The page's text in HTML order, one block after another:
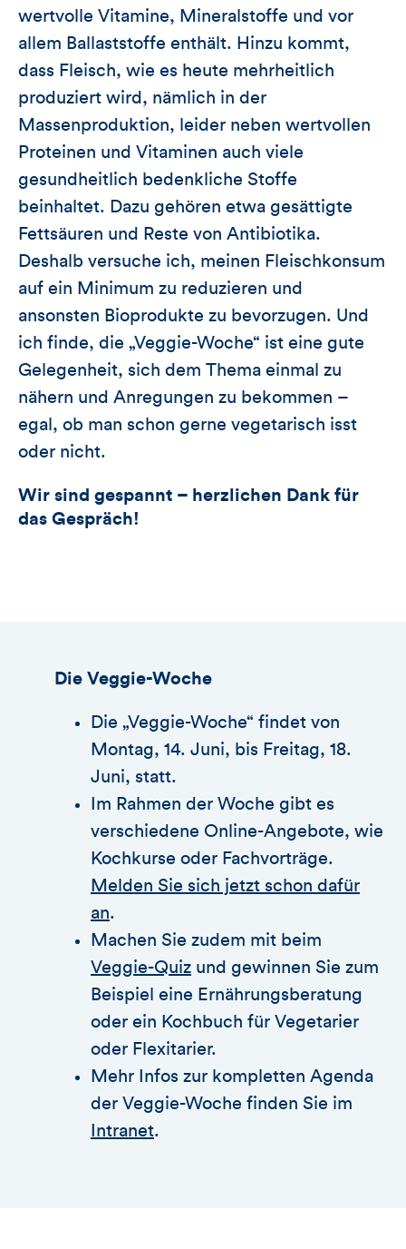
wertvolle Vitamine, Mineralstoffe und vor
allem Ballaststoffe enthält. Hinzu kommt,
dass Fleisch, wie es heute mehrheitlich
produziert wird, nämlich in der
Massenproduktion, leider neben wertvollen
Proteinen und Vitaminen auch viele
gesundheitlich bedenkliche Stoffe
beinhaltet. Dazu gehören etwa gesättigte
Fettsäuren und Reste von Antibiotika.
Deshalb versuche ich, meinen Fleischkonsum
auf ein Minimum zu reduzieren und
ansonsten Bioprodukte zu bevorzugen. Und
ich finde, die „Veggie-Woche“ ist eine gute
Gelegenheit, sich dem Thema einmal zu
nähern und Anregungen zu bekommen –
egal, ob man schon gerne vegetarisch isst
oder nicht.
Wir sind gespannt – herzlichen Dank für
das Gespräch!
Die Veggie-Woche
Die „Veggie-Woche“ findet von
Montag, 14. Juni, bis Freitag, 18.
Juni, statt.
Im Rahmen der Woche gibt es
verschiedene Online-Angebote, wie
Kochkurse oder Fachvorträge.
Melden Sie sich jetzt schon dafür
an.
Machen Sie zudem mit beim
Veggie-Quiz und gewinnen Sie zum
Beispiel eine Ernährungsberatung
oder ein Kochbuch für Vegetarier
oder Flexitarier.
Mehr Infos zur kompletten Agenda
der Veggie-Woche finden Sie im
Intranet.